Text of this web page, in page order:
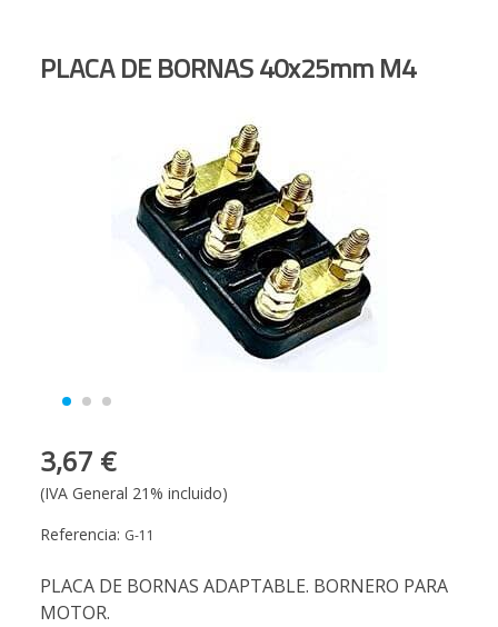
PLACA DE BORNAS 40x25mm M4
3,67 €
(IVA General 21% incluido)
Referencia: G-11
PLACA DE BORNAS ADAPTABLE. BORNERO PARA
MOTOR.